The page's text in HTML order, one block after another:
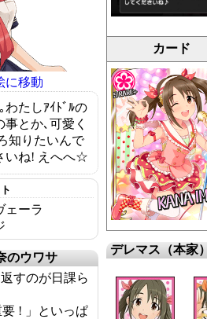
カード
デレマス（本家
に移動
わたしｱｲﾄﾞﾙの
とか､可愛く
知りたいんで
いね! えへへ☆
ェーラ
のウワサ
すのが日課ら
! 」といっぱ